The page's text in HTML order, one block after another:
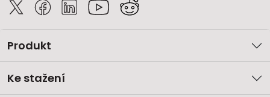
Produkt
Ke stažení